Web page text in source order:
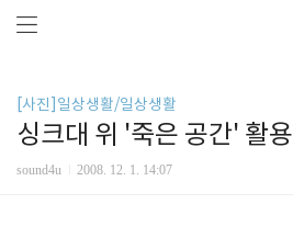
[사진]일상생활/일상생활
싱크대 위 '죽은 공간' 활용
sound4u 2008. 12. 1. 14:07